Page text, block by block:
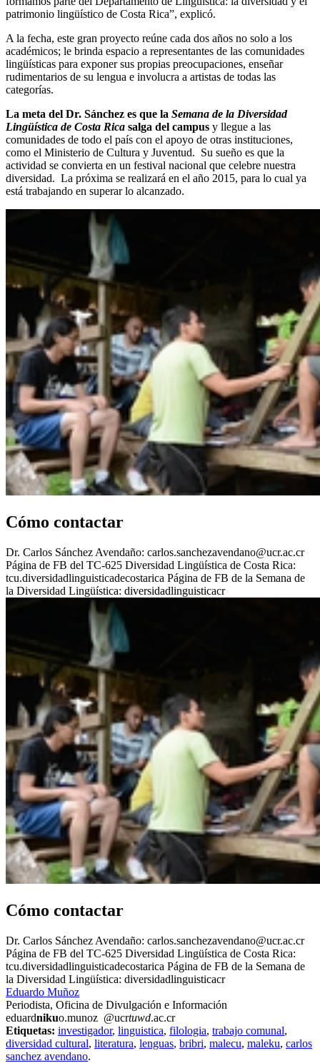
patrimonio lingüístico de Costa Rica”, explicó.
A la fecha, este gran proyecto reúne cada dos años no solo a los
académicos; le brinda espacio a representantes de las comunidades
lingüísticas para exponer sus propias preocupaciones, enseñar
rudimentarios de su lengua e involucra a artistas de todas las
categorías.
La meta del Dr. Sánchez es que la Semana de la Diversidad
Lingüística de Costa Rica salga del campus y llegue a las
comunidades de todo el país con el apoyo de otras instituciones,
como el Ministerio de Cultura y Juventud. Su sueño es que la
actividad se convierta en un festival nacional que celebre nuestra
diversidad. La próxima se realizará en el año 2015, para lo cual ya
está trabajando en superar lo alcanzado.
Cómo contactar
Dr. Carlos Sánchez Avendaño: carlos.sanchezavendano@ucr.ac.cr
Página de FB del TC-625 Diversidad Lingüística de Costa Rica:
tcu.diversidadlinguisticadecostarica Página de FB de la Semana de
la Diversidad Lingüística: diversidadlinguisticacr
Cómo contactar
Dr. Carlos Sánchez Avendaño: carlos.sanchezavendano@ucr.ac.cr
Página de FB del TC-625 Diversidad Lingüística de Costa Rica:
tcu.diversidadlinguisticadecostarica Página de FB de la Semana de
la Diversidad Lingüística: diversidadlinguisticacr
Eduardo Muñoz
Periodista, Oficina de Divulgación e Información
eduardnikuo.munoz @ucrtuwd.ac.cr
Etiquetas: investigador, linguistica, filologia, trabajo comunal,
diversidad cultural, literatura, lenguas, bribri, malecu, maleku, carlos
sanchez avendano.